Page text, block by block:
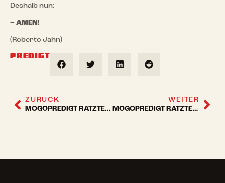
Deshalb nun:
– AMEN!
(Roberto Jahn)
PREDIGT
ZURÜCK
MOGOPREDIGT RÄTZTEICH 2023
WEITER
MOGOPREDIGT RÄTZTEICH 2024